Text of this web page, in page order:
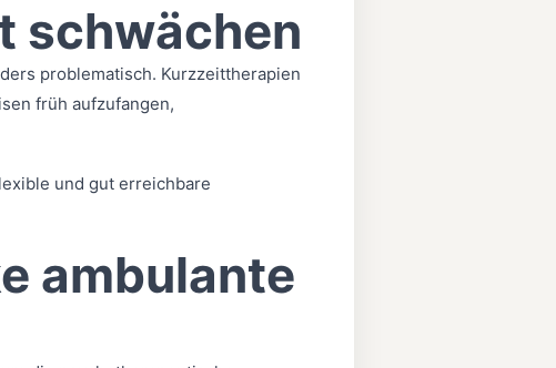
schwächen
problematisch. Kurzzeittherapien
früh aufzufangen,
und gut erreichbare
ambulante